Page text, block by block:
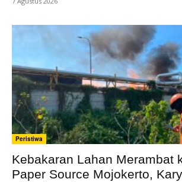
Peristiwa
Kebakaran Lahan Merambat
Paper Source Mojokerto,